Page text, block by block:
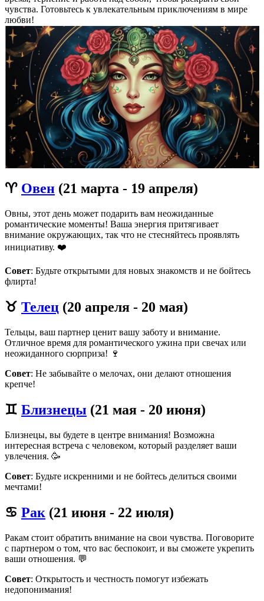
чувства. Готовьтесь к увлекательным приключениям в мире
любви!
♈ Овен (21 марта - 19 апреля)
Овны, этот день может подарить вам неожиданные
романтические моменты! Ваша энергия притягивает
внимание окружающих, так что не стесняйтесь проявлять
инициативу. ❤️
Совет: Будьте открытыми для новых знакомств и не бойтесь
флирта!
♉ Телец (20 апреля - 20 мая)
Тельцы, ваш партнер ценит вашу заботу и внимание.
Отличное время для романтического ужина при свечах или
неожиданного сюрприза! 🍷
Совет: Не забывайте о мелочах, они делают отношения
крепче!
♊ Близнецы (21 мая - 20 июня)
Близнецы, вы будете в центре внимания! Возможна
интересная встреча с человеком, который разделяет ваши
увлечения. 🥳
Совет: Будьте искренними и не бойтесь делиться своими
мечтами!
♋ Рак (21 июня - 22 июля)
Ракам стоит обратить внимание на свои чувства. Поговорите
с партнером о том, что вас беспокоит, и вы сможете укрепить
ваши отношения. 💬
Совет: Открытость и честность помогут избежать
недопонимания!